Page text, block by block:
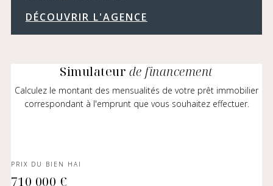
DÉCOUVRIR L'AGENCE
Simulateur de financement
Calculez le montant des mensualités de votre prêt immobilier
correspondant à l'emprunt que vous souhaitez effectuer.
PRIX DU BIEN HAI
710 000 €